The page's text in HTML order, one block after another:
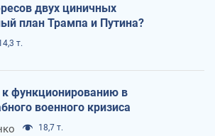
двух циничных
план Трампа и Путина?
т.
к функционированию в
военного кризиса
18,7 т.